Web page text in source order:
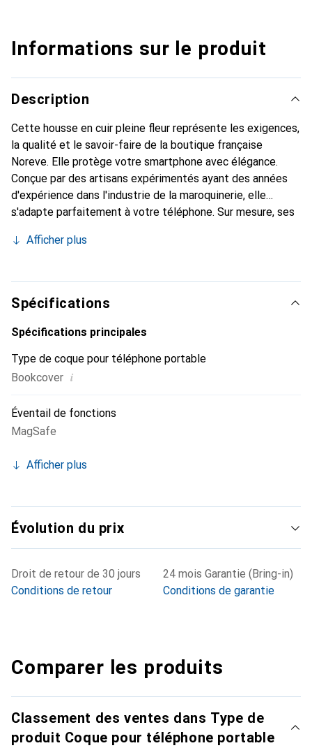
Informations sur le produit
Description
Cette housse en cuir pleine fleur représente les exigences,
la qualité et le savoir-faire de la boutique française
Noreve. Elle protège votre smartphone avec élégance.
Conçue par des artisans expérimentés ayant des années
d'expérience dans l'industrie de la maroquinerie, elle
s'adapte parfaitement à votre téléphone. Sur mesure, ses
devient l'accessoire chic et indispensable pour votre
produits de haute qualité, la marque Noreve est un choix
fiable pour une clientèle exigeante.
Afficher plus
Spécifications
Spécifications principales
Type de coque pour téléphone portable
Bookcover i
Éventail de fonctions
MagSafe
Afficher plus
Évolution du prix
Droit de retour de 30 jours
Conditions de retour
24 mois Garantie (Bring-in)
Conditions de garantie
Comparer les produits
Classement des ventes dans Type de
produit Coque pour téléphone portable